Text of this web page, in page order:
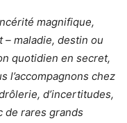
magnifique,
maladie, destin ou
quotidien en secret,
l’accompagnons chez
d’incertitudes,
de rares grands